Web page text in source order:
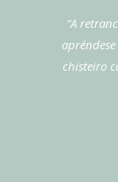
“A
chisteiro